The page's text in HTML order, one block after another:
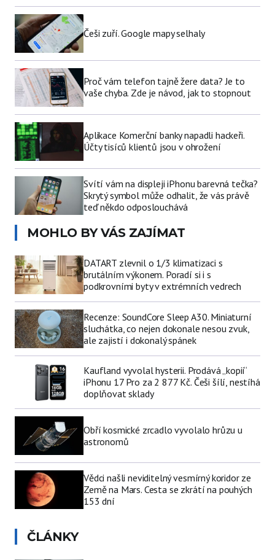
Češi zuří. Google mapy selhaly
Proč vám telefon tajně žere data? Je to
vaše chyba. Zde je návod, jak to stopnout
Aplikace Komerční banky napadli hackeři.
Účty tisíců klientů jsou v ohrožení
Svítí vám na displeji iPhonu barevná tečka?
Skrytý symbol může odhalit, že vás právě
teď někdo odposlouchává
MOHLO BY VÁS ZAJÍMAT
DATART zlevnil o 1/3 klimatizaci s
brutálním výkonem. Poradí si i s
podkrovními byty v extrémních vedrech
Recenze: SoundCore Sleep A30. Miniaturní
sluchátka, co nejen dokonale nesou zvuk,
ale zajistí i dokonalý spánek
Kaufland vyvolal hysterii. Prodává „kopii“
iPhonu 17 Pro za 2 877 Kč. Češi šílí, nestíhá
doplňovat sklady
Obří kosmické zrcadlo vyvolalo hrůzu u
astronomů
Vědci našli neviditelný vesmírný koridor ze
Země na Mars. Cesta se zkrátí na pouhých
153 dní
ČLÁNKY